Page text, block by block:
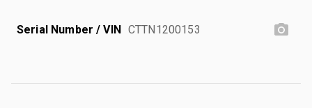
Serial Number / VIN CTTN1200153